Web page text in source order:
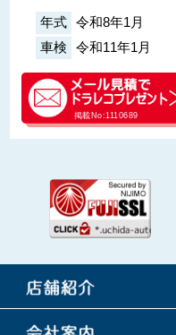
年式 令和8年1月
車検
令和11年1月
掲載No:1110689